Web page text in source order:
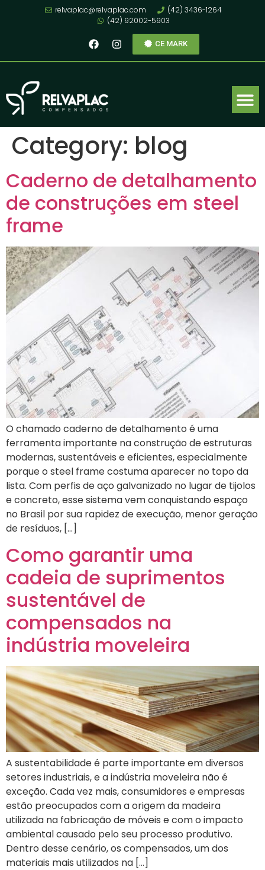
relvaplac@relvaplac.com
(42) 3436-1264
(42) 92002-5903
CE MARK
Category: blog
Caderno de detalhamento
de construções em steel
frame
O chamado caderno de detalhamento é uma
ferramenta importante na construção de estruturas
modernas, sustentáveis e eficientes, especialmente
porque o steel frame costuma aparecer no topo da
lista. Com perfis de aço galvanizado no lugar de tijolos
e concreto, esse sistema vem conquistando espaço
no Brasil por sua rapidez de execução, menor geração
de resíduos, […]
Como garantir uma
cadeia de suprimentos
sustentável de
compensados na
indústria moveleira
A sustentabilidade é parte importante em diversos
setores industriais, e a indústria moveleira não é
exceção. Cada vez mais, consumidores e empresas
estão preocupados com a origem da madeira
utilizada na fabricação de móveis e com o impacto
ambiental causado pelo seu processo produtivo.
Dentro desse cenário, os compensados, um dos
materiais mais utilizados na […]